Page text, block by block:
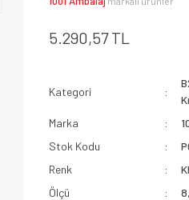
5.290,57 TL
Kategori
Marka
Stok Kodu
Renk
Ölçü